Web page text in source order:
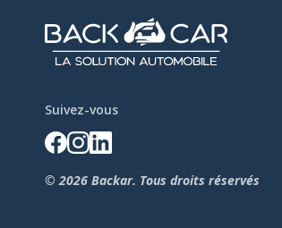
Suivez-vous
© 2026 Backar. Tous droits réservés